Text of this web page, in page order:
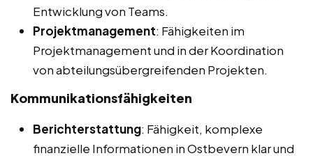
Entwicklung von Teams.
Projektmanagement: Fähigkeiten im
Projektmanagement und in der Koordination
von abteilungsübergreifenden Projekten.
Kommunikationsfähigkeiten
Berichterstattung: Fähigkeit, komplexe
finanzielle Informationen in Ostbevern klar und